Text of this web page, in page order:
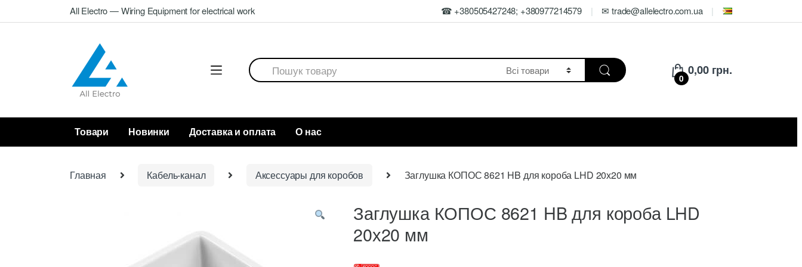
to
to
All Electro — Wiring Equipment for electrical work ☎ +380505427248; +380977214579 ✉ trade@allelectro.com.ua
Search
for:
0
0,00 грн.
Товари Новинки Доставка и оплата О нас
Главная Кабель-канал Аксессуары для коробов Заглушка КОПОС 8621 HB для короба LHD 20х20 мм
Заглушка КОПОС 8621 HB для короба LHD
20х20 мм